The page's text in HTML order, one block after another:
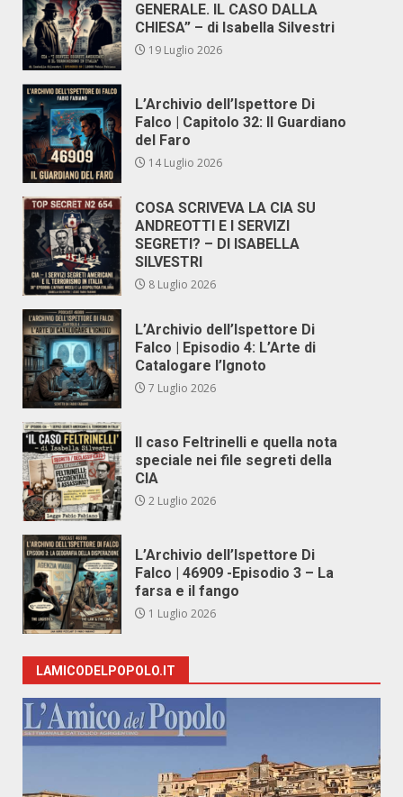
GENERALE. IL CASO DALLA
CHIESA” – di Isabella Silvestri
19 Luglio 2026
L’Archivio dell’Ispettore Di
Falco | Capitolo 32: Il Guardiano
del Faro
14 Luglio 2026
COSA SCRIVEVA LA CIA SU
ANDREOTTI E I SERVIZI
SEGRETI? – DI ISABELLA
SILVESTRI
8 Luglio 2026
L’Archivio dell’Ispettore Di
Falco | Episodio 4: L’Arte di
Catalogare l’Ignoto
7 Luglio 2026
Il caso Feltrinelli e quella nota
speciale nei file segreti della
CIA
2 Luglio 2026
L’Archivio dell’Ispettore Di
Falco | 46909 -Episodio 3 – La
farsa e il fango
1 Luglio 2026
LAMICODELPOPOLO.IT